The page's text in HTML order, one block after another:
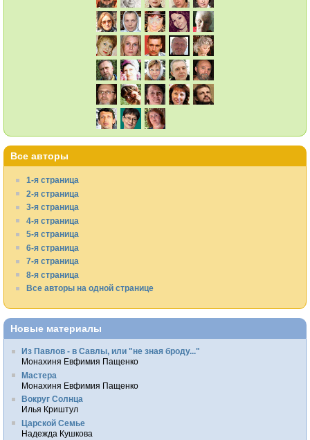
Все авторы
1-я страница
2-я страница
3-я страница
4-я страница
5-я страница
6-я страница
7-я страница
8-я страница
Все авторы на одной странице
Новые материалы
Из Павлов - в Савлы, или "не зная броду..."
Монахиня Евфимия Пащенко
Мастера
Монахиня Евфимия Пащенко
Вокруг Солнца
Илья Криштул
Царской Семье
Надежда Кушкова